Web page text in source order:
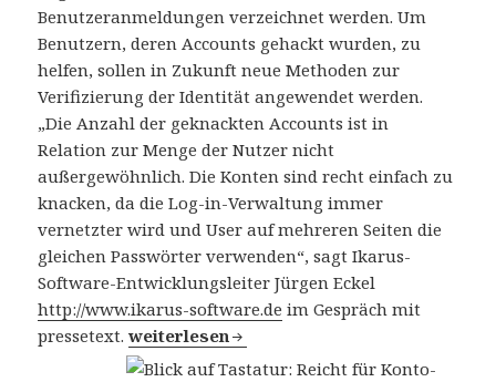
Benutzeranmeldungen verzeichnet werden. Um
Benutzern, deren Accounts gehackt wurden, zu
helfen, sollen in Zukunft neue Methoden zur
Verifizierung der Identität angewendet werden.
„Die Anzahl der geknackten Accounts ist in
Relation zur Menge der Nutzer nicht
außergewöhnlich. Die Konten sind recht einfach zu
knacken, da die Log-in-Verwaltung immer
vernetzter wird und User auf mehreren Seiten die
gleichen Passwörter verwenden“, sagt Ikarus-
Software-Entwicklungsleiter Jürgen Eckel
http://www.ikarus-software.de im Gespräch mit
pressetext. Facebook: Jeden Tag 600.000 Konten
weiterlesen